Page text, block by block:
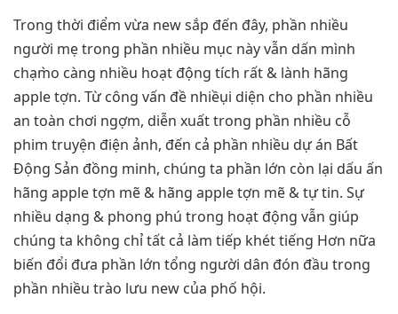
Trong thời điểm vừa new sắp đến đây, phần nhiều
người mẹ trong phần nhiều mục này vẫn dấn mình
chạm̀o càng nhiều hoạt động tích rất & lành hãng
apple tợn. Từ công vấn đề nhiềụi diện cho phần nhiều
an toàn chơi ngợm, diễn xuất trong phần nhiều cỗ
phim truyện điện ảnh, đến cả phần nhiều dự án Bất
Động Sản đồng minh, chúng ta phần lớn còn lại dấu ấn
hãng apple tợn mẽ & hãng apple tợn mẽ & tự tin. Sự
nhiều dạng & phong phú trong hoạt động vẫn giúp
chúng ta không chỉ tất cả làm tiếp khét tiếng Hơn nữa
biến đổi đưa phần lớn tổng người dân đón đầu trong
phần nhiều trào lưu new của phố hội.